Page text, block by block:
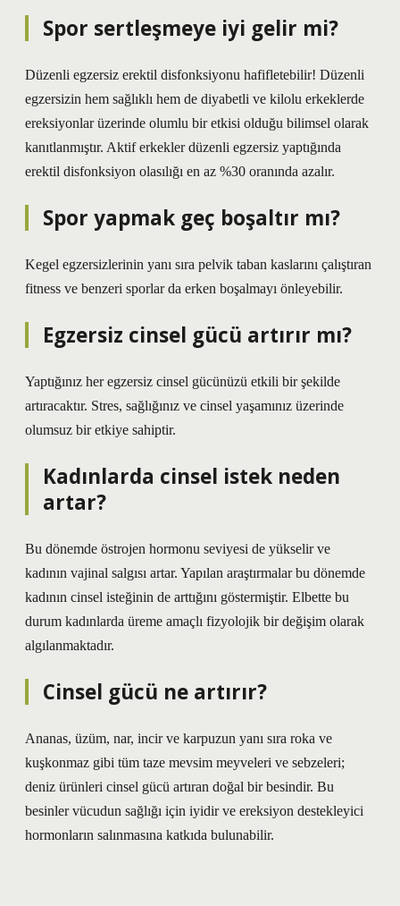
Spor sertleşmeye iyi gelir mi?
Düzenli egzersiz erektil disfonksiyonu hafifletebilir! Düzenli
egzersizin hem sağlıklı hem de diyabetli ve kilolu erkeklerde
ereksiyonlar üzerinde olumlu bir etkisi olduğu bilimsel olarak
kanıtlanmıştır. Aktif erkekler düzenli egzersiz yaptığında
erektil disfonksiyon olasılığı en az %30 oranında azalır.
Spor yapmak geç boşaltır mı?
Kegel egzersizlerinin yanı sıra pelvik taban kaslarını çalıştıran
fitness ve benzeri sporlar da erken boşalmayı önleyebilir.
Egzersiz cinsel gücü artırır mı?
Yaptığınız her egzersiz cinsel gücünüzü etkili bir şekilde
artıracaktır. Stres, sağlığınız ve cinsel yaşamınız üzerinde
olumsuz bir etkiye sahiptir.
Kadınlarda cinsel istek neden
artar?
Bu dönemde östrojen hormonu seviyesi de yükselir ve
kadının vajinal salgısı artar. Yapılan araştırmalar bu dönemde
kadının cinsel isteğinin de arttığını göstermiştir. Elbette bu
durum kadınlarda üreme amaçlı fizyolojik bir değişim olarak
algılanmaktadır.
Cinsel gücü ne artırır?
Ananas, üzüm, nar, incir ve karpuzun yanı sıra roka ve
kuşkonmaz gibi tüm taze mevsim meyveleri ve sebzeleri;
deniz ürünleri cinsel gücü artıran doğal bir besindir. Bu
besinler vücudun sağlığı için iyidir ve ereksiyon destekleyici
hormonların salınmasına katkıda bulunabilir.